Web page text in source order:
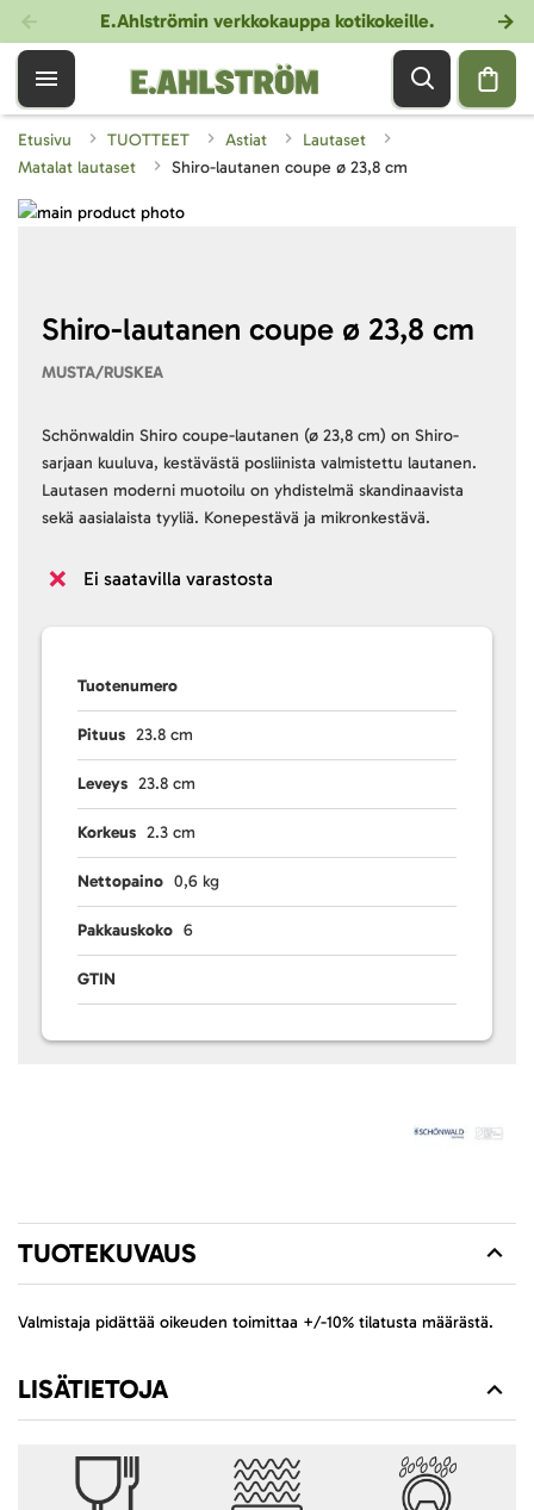
E.Ahlströmin verkkokauppa kotikokeille.
Etusivu TUOTTEET Astiat
Lautaset
Matalat lautaset
Shiro-lautanen coupe ø 23,8 cm
Shiro-lautanen coupe ø 23,8 cm
MUSTA/RUSKEA
Schönwaldin Shiro coupe-lautanen (ø 23,8 cm) on Shiro-
sarjaan kuuluva, kestävästä posliinista valmistettu lautanen.
Lautasen moderni muotoilu on yhdistelmä skandinaavista
sekä aasialaista tyyliä. Konepestävä ja mikronkestävä.
Ei saatavilla varastosta
Tuotenumero
Pituus 23.8 cm
Leveys 23.8 cm
Korkeus 2.3 cm
Nettopaino 0,6 kg
Pakkauskoko 6
GTIN
Skip
images
beginning
gallery
TUOTEKUVAUS
Valmistaja pidättää oikeuden toimittaa +/-10% tilatusta määrästä.
LISÄTIETOJA